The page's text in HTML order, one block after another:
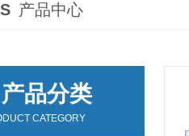
产品中心
产品分类
CATEGORY